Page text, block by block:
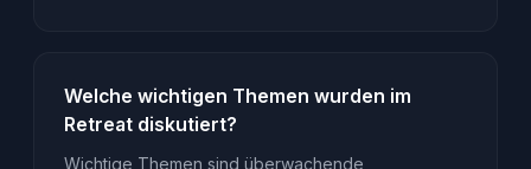
Welche wichtigen Themen wurden im
Retreat diskutiert?
Wichtige Themen sind überwachende